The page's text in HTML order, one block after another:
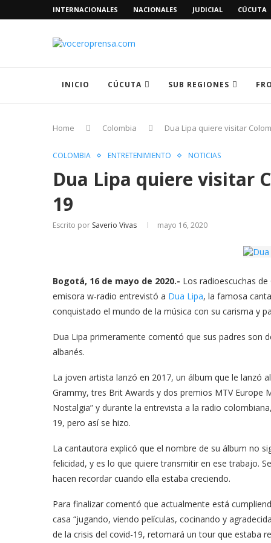
INTERNACIONALES NACIONALES JUDICIAL CÚCUTA
INICIO CÚCUTA SUB REGIONES
Home Colombia Dua Lipa quiere visitar
COLOMBIA ENTRETENIMIENTO NOTICIAS
Dua Lipa quiere visitar
19
Escrito por Saverio Vivas mayo 16, 2020
Bogotá, 16 de mayo de 2020.- Los radioescuchas
emisora w-radio entrevistó a Dua Lipa, la famosa
conquistado el mundo de la música con su carisma y
Dua Lipa primeramente comentó que sus padres son
albanés.
La joven artista lanzó en 2017, un álbum que le lanzó
Grammy, tres Brit Awards y dos premios MTV Europe
Nostalgia” y durante la entrevista a la radio
19, pero así se hizo.
La cantautora explicó que el nombre de su álbum no
felicidad, y es lo que quiere transmitir en ese trabajo.
hacen recordar cuando ella estaba creciendo.
Para finalizar comentó que actualmente está
casa “jugando, viendo películas, cocinando y
de la crisis del covid-19, retomará un tour que estaba